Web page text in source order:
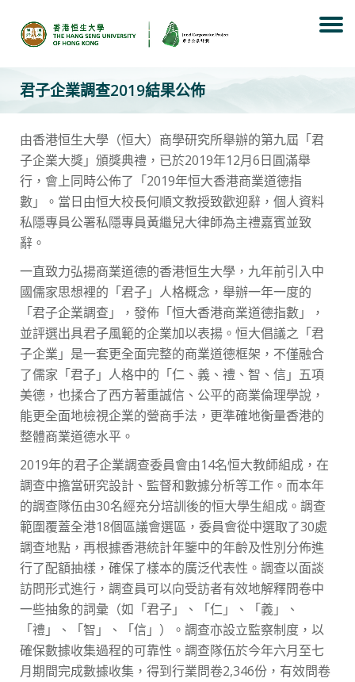
content
君子企業調查2019結果公佈
由香港恒生大學（恒大）商學研究所舉辦的第九屆「君
子企業大獎」頒獎典禮，已於2019年12月6日圓滿舉
行，會上同時公佈了「2019年恒大香港商業道德指
數」。當日由恒大校長何順文教授致歡迎辭，個人資料
私隱專員公署私隱專員黃繼兒大律師為主禮嘉賓並致
辭。
一直致力弘揚商業道德的香港恒生大學，九年前引入中
國儒家思想裡的「君子」人格概念，舉辦一年一度的
「君子企業調查」，發佈「恒大香港商業道德指數」，
並評選出具君子風範的企業加以表揚。恒大倡議之「君
子企業」是一套更全面完整的商業道德框架，不僅融合
了儒家「君子」人格中的「仁、義、禮、智、信」五項
美德，也揉合了西方著重誠信、公平的商業倫理學說，
能更全面地檢視企業的營商手法，更準確地衡量香港的
整體商業道德水平。
2019年的君子企業調查委員會由14名恒大教師組成，在
調查中擔當研究設計、監督和數據分析等工作。而本年
的調查隊伍由30名經充分培訓後的恒大學生組成。調查
範圍覆蓋全港18個區議會選區，委員會從中選取了30處
調查地點，再根據香港統計年鑒中的年齡及性別分佈進
行了配額抽樣，確保了樣本的廣泛代表性。調查以面談
訪問形式進行，調查員可以向受訪者有效地解釋問卷中
一些抽象的詞彙（如「君子」、「仁」、「義」、
「禮」、「智」、「信」）。調查亦設立監察制度，以
確保數據收集過程的可靠性。調查隊伍於今年六月至七
月期間完成數據收集，得到行業問卷2,346份，有效問卷